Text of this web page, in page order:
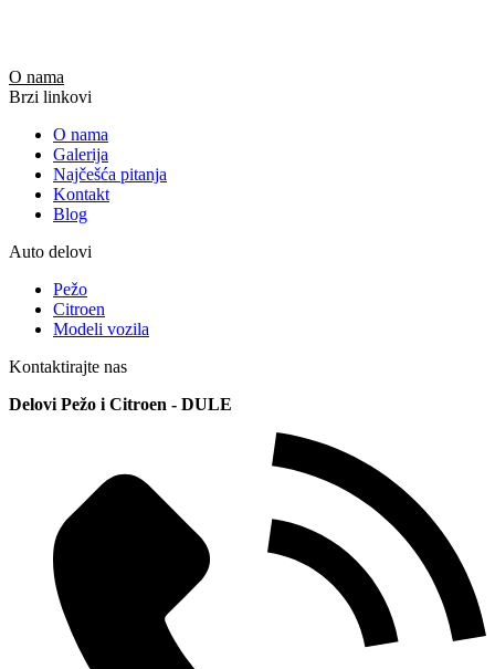
O nama
Brzi linkovi
O nama
Galerija
Najčešća pitanja
Kontakt
Blog
Auto delovi
Pežo
Citroen
Modeli vozila
Kontaktirajte nas
Delovi Pežo i Citroen - DULE